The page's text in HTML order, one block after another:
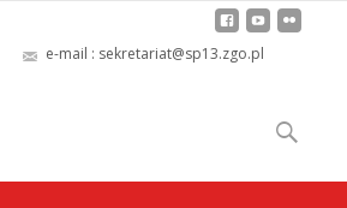
e-mail : sekretariat@sp13.zgo.pl
to
content
Szukaj: